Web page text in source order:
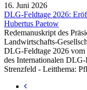
16. Juni 2026
DLG-Feldtage 2026:
Hubertus Paetow
Redemanuskript des
Landwirtschafts-
DLG-Feldtage 2026 vom
des Internationalen
Strenzfeld - Leitthema: